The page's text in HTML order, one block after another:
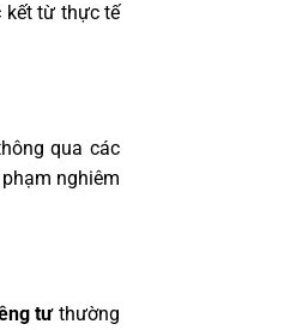
kết từ thực tế
qua các
nghiêm
tưthường